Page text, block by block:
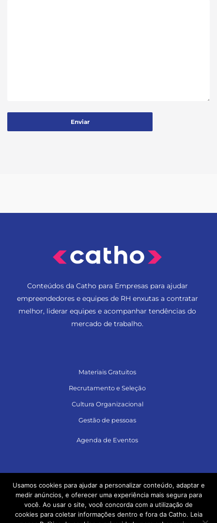
Conteúdos da Catho para Empresas para ajudar
empreendedores e equipes de RH enxutas a contratar
melhor, liderar equipes e acompanhar tendências do
mercado de trabalho.
Materiais Gratuitos
Recrutamento e Seleção
Cultura Organizacional
Gestão de pessoas
Agenda de Eventos
Usamos cookies para ajudar a personalizar conteúdo, adaptar e
medir anúncios, e oferecer uma experiência mais segura para
você. Ao usar o site, você concorda com a utilização de
cookies para coletar informações dentro e fora da Catho. Leia